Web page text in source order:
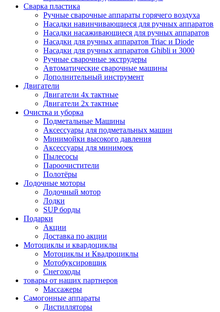
Сварка пластика
Ручные сварочные аппараты горячего воздуха
Насадки навинчивающиеся для ручных аппаратов
Насадки насаживающиеся для ручных аппаратов
Насадки для ручных аппаратов Triac и Diode
Насадки для ручных аппаратов Ghibli и 3000
Ручные сварочные экструдеры
Автоматические сварочные машины
Дополнительный инструмент
Двигатели
Двигатели 4х тактные
Двигатели 2х тактные
Очистка и уборка
Подметальные Машины
Аксессуары для подметальных машин
Минимойки высокого давления
Аксессуары для минимоек
Пылесосы
Пароочистители
Полотёры
Лодочные моторы
Лодочный мотор
Лодки
SUP борды
Подарки
Акции
Доставка по акции
Мотоциклы и квардоциклы
Мотоциклы и Квадроциклы
Мотобуксировщик
Снегоходы
товары от наших партнеров
Массажеры
Самогонные аппараты
Дистилляторы